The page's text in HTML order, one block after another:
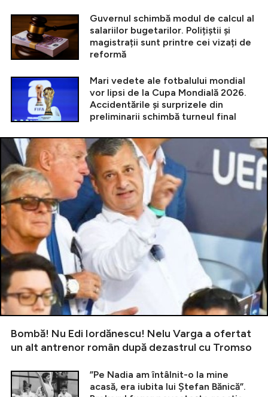
Guvernul schimbă modul de calcul al
salariilor bugetarilor. Polițiștii și
magistrații sunt printre cei vizați de
reformă
Mari vedete ale fotbalului mondial
vor lipsi de la Cupa Mondială 2026.
Accidentările și surprizele din
preliminarii schimbă turneul final
Bombă! Nu Edi Iordănescu! Nelu Varga a ofertat
un alt antrenor român după dezastrul cu Tromso
”Pe Nadia am întâlnit-o la mine
acasă, era iubita lui Ștefan Bănică”.